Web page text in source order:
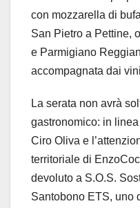
con mozzarella di
San Pietro a Pettine,
e Parmigiano
accompagnata dai
La serata non avrà
gastronomico: in
Ciro Oliva e
territoriale di
devoluto a S.O.S.
Santobono ETS, uno